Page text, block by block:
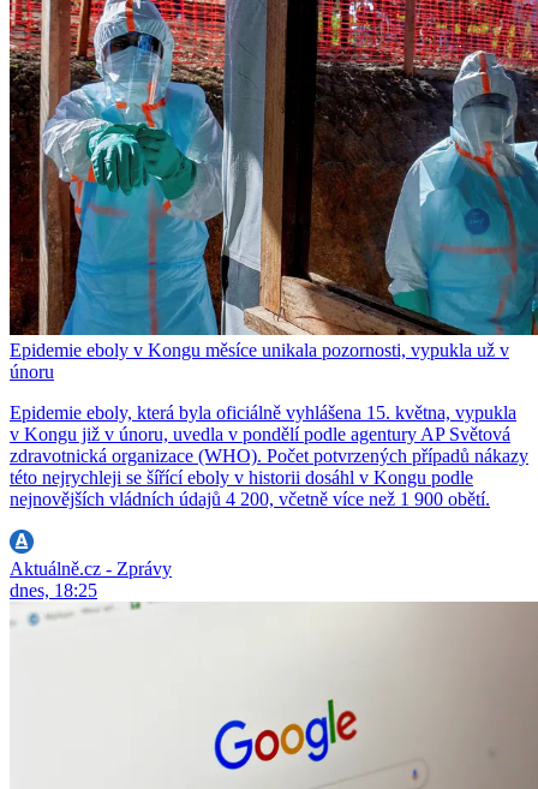
Epidemie eboly v Kongu měsíce unikala pozornosti, vypukla už v
únoru
Epidemie eboly, která byla oficiálně vyhlášena 15. května, vypukla
v Kongu již v únoru, uvedla v pondělí podle agentury AP Světová
zdravotnická organizace (WHO). Počet potvrzených případů nákazy
této nejrychleji se šířící eboly v historii dosáhl v Kongu podle
nejnovějších vládních údajů 4 200, včetně více než 1 900 obětí.
Aktuálně.cz - Zprávy
dnes, 18:25